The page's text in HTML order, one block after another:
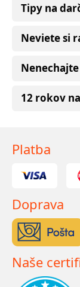
Tipy na
Neviete si
12 rokov
Platba
Doprava
Naše